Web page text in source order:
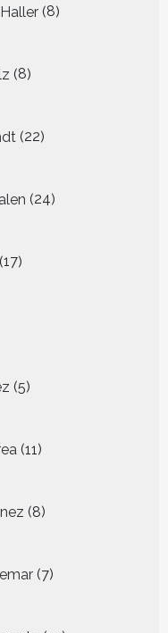
8
producten
8
producten
22
producten
24
producten
17
producten
5
producten
11
producten
8
producten
7
producten